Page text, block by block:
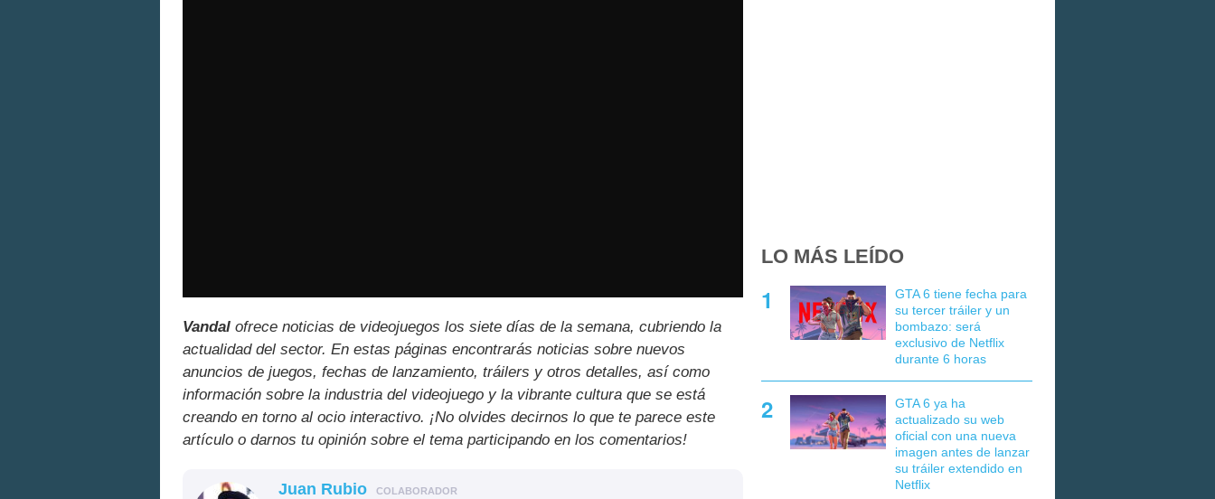
Vandal ofrece noticias de videojuegos los siete días de la semana, cubriendo la
actualidad del sector. En estas páginas encontrarás noticias sobre nuevos
anuncios de juegos, fechas de lanzamiento, tráilers y otros detalles, así como
información sobre la industria del videojuego y la vibrante cultura que se está
creando en torno al ocio interactivo. ¡No olvides decirnos lo que te parece este
artículo o darnos tu opinión sobre el tema participando en los comentarios!
Juan Rubio COLABORADOR
LO MÁS LEÍDO
GTA 6 tiene fecha para
su tercer tráiler y un
bombazo: será
exclusivo de Netflix
durante 6 horas
GTA 6 ya ha
actualizado su web
oficial con una nueva
imagen antes de lanzar
su tráiler extendido en
Netflix